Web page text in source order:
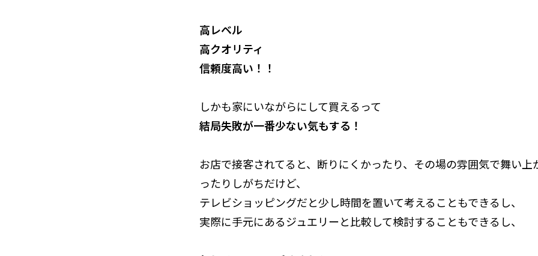
高レベル
高クオリティ
信頼度高い！！
しかも家にいながらにして買えるって
結局失敗が一番少ない気もする！
お店で接客されてると、断りにくかったり、その場の雰囲気で舞い上
ったりしがちだけど、
テレビショッピングだと少し時間を置いて考えることもできるし、
実際に手元にあるジュエリーと比較して検討することもできるし、